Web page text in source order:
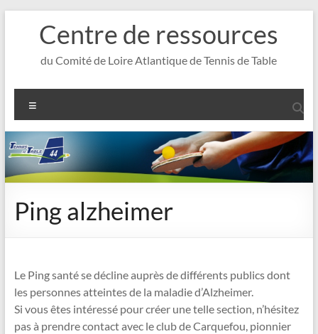
contenuCentre de ressources
du Comité de Loire Atlantique de Tennis de Table
Ping alzheimer
Le Ping santé se décline auprès de différents publics dont
les personnes atteintes de la maladie d’Alzheimer.
Si vous êtes intéressé pour créer une telle section, n’hésitez
pas à prendre contact avec le club de Carquefou, pionnier